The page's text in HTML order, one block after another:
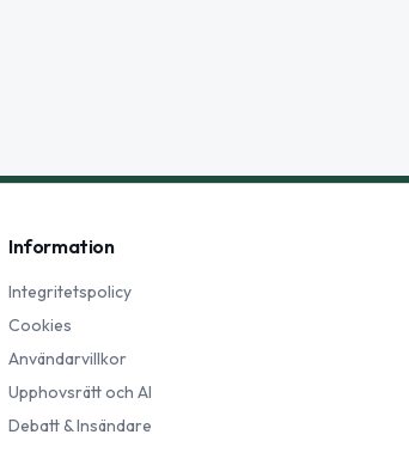
Information
Integritetspolicy
Cookies
Användarvillkor
Upphovsrätt och AI
Debatt & Insändare